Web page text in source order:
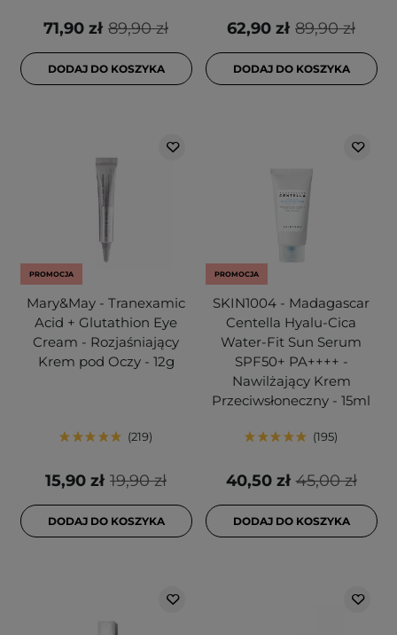
89,90 zł
71,90 zł
DODAJ DO KOSZYKA
89,90 zł
62,90 zł
DODAJ DO KOSZYKA
PROMOCJA
Mary&May - Tranexamic
Acid + Glutathion Eye
Cream - Rozjaśniający
Krem pod Oczy - 12g
219
19,90 zł
15,90 zł
DODAJ DO KOSZYKA
PROMOCJA
SKIN1004 - Madagascar
Centella Hyalu-Cica
Water-Fit Sun Serum
SPF50+ PA++++ -
Nawilżający Krem
Przeciwsłoneczny - 15ml
195
45,00 zł
40,50 zł
DODAJ DO KOSZYKA